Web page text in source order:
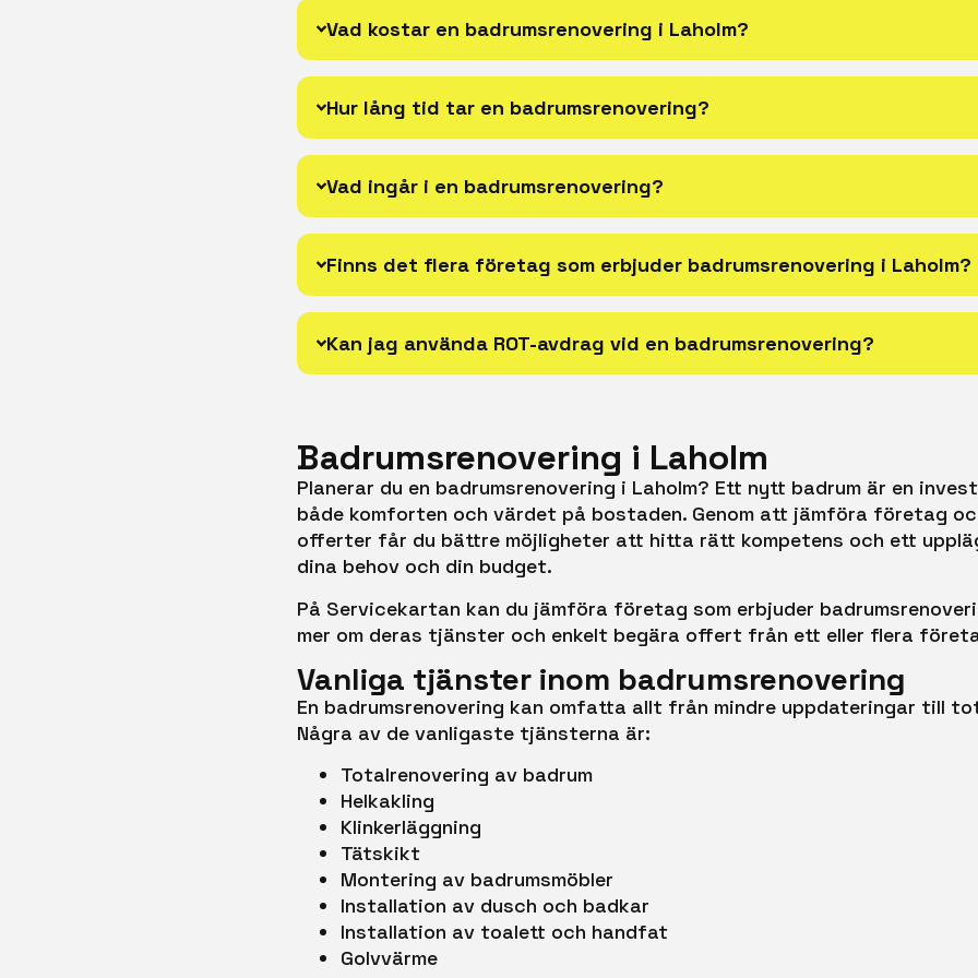
Vad kostar en badrumsrenovering i Laholm?
Hur lång tid tar en badrumsrenovering?
Vad ingår i en badrumsrenovering?
Finns det flera företag som erbjuder badrumsrenovering i Laholm?
Kan jag använda ROT-avdrag vid en badrumsrenovering?
Badrumsrenovering i Laholm
Planerar du en badrumsrenovering i Laholm? Ett nytt badrum är en
både komforten och värdet på bostaden. Genom att jämföra företag
offerter får du bättre möjligheter att hitta rätt kompetens och ett
dina behov och din budget.
På Servicekartan kan du jämföra företag som erbjuder
mer om deras tjänster och enkelt begära offert från ett eller flera
Vanliga tjänster inom badrumsrenovering
En badrumsrenovering kan omfatta allt från mindre uppdateringar till
Några av de vanligaste tjänsterna är:
Totalrenovering av badrum
Helkakling
Klinkerläggning
Tätskikt
Montering av badrumsmöbler
Installation av dusch och badkar
Installation av toalett och handfat
Golvvärme